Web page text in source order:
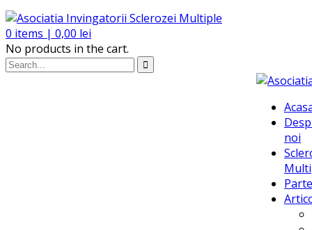
0 items | 0,00 lei
No products in the cart.
noi